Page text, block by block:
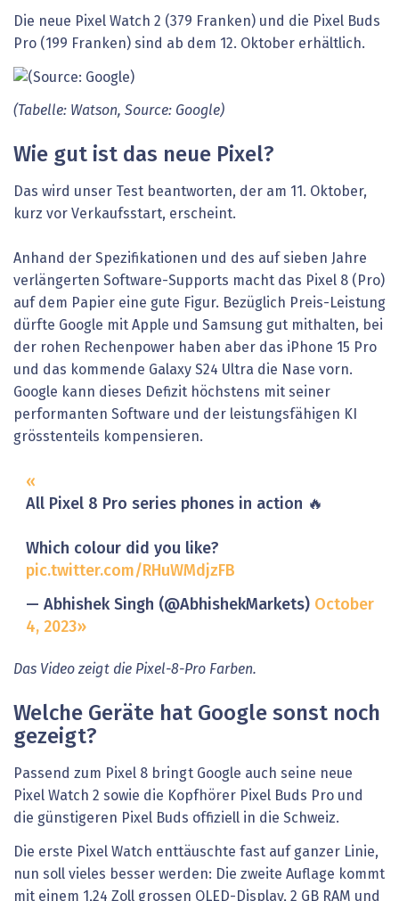
Die neue Pixel Watch 2 (379 Franken) und die Pixel Buds
Pro (199 Franken) sind ab dem 12. Oktober erhältlich.
(Tabelle: Watson, Source: Google)
Wie gut ist das neue Pixel?
Das wird unser Test beantworten, der am 11. Oktober,
kurz vor Verkaufsstart, erscheint.
Anhand der Spezifikationen und des auf sieben Jahre
verlängerten Software-Supports macht das Pixel 8 (Pro)
auf dem Papier eine gute Figur. Bezüglich Preis-Leistung
dürfte Google mit Apple und Samsung gut mithalten, bei
der rohen Rechenpower haben aber das iPhone 15 Pro
und das kommende Galaxy S24 Ultra die Nase vorn.
Google kann dieses Defizit höchstens mit seiner
performanten Software und der leistungsfähigen KI
grösstenteils kompensieren.
All Pixel 8 Pro series phones in action 🔥
Which colour did you like?
pic.twitter.com/RHuWMdjzFB
— Abhishek Singh (@AbhishekMarkets) October
4, 2023
Das Video zeigt die Pixel-8-Pro Farben.
Welche Geräte hat Google sonst noch
gezeigt?
Passend zum Pixel 8 bringt Google auch seine neue
Pixel Watch 2 sowie die Kopfhörer Pixel Buds Pro und
die günstigeren Pixel Buds offiziell in die Schweiz.
Die erste Pixel Watch enttäuschte fast auf ganzer Linie,
nun soll vieles besser werden: Die zweite Auflage kommt
mit einem 1,24 Zoll grossen OLED-Display, 2 GB RAM und